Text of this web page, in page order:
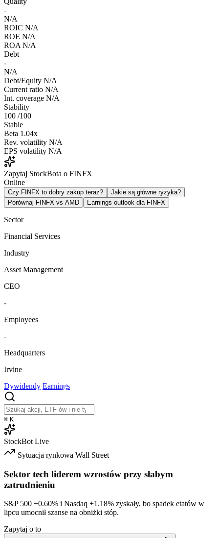
-
N/A
ROIC N/A
ROE N/A
ROA N/A
Debt
-
N/A
Debt/Equity N/A
Current ratio N/A
Int. coverage N/A
Stability
100 /100
Stable
Beta 1.04x
Rev. volatility N/A
EPS volatility N/A
Zapytaj StockBota o FINFX
Online
Czy FINFX to dobry zakup teraz?
Jakie są główne ryzyka?
Porównaj FINFX vs AMD
Earnings outlook dla FINFX
Sector
Financial Services
Industry
Asset Management
CEO
-
Employees
-
Headquarters
Irvine
Dywidendy Earnings
⌘ K
StockBot Live
Sytuacja rynkowa Wall Street
Sektor tech liderem wzrostów przy słabym
zatrudnieniu
S&P 500 +0.60% i Nasdaq +1.18% zyskały, bo spadek etatów w
lipcu umocnił szanse na obniżki stóp.
Zapytaj o to